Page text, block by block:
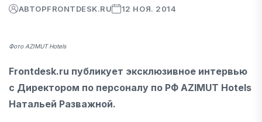
АВТОРFRONTDESK.RU 12 НОЯ. 2014
Фото AZIMUT Hotels
Frontdesk.ru публикует эксклюзивное интервью
с Директором по персоналу по РФ AZIMUT Hotels
Натальей Разважной.